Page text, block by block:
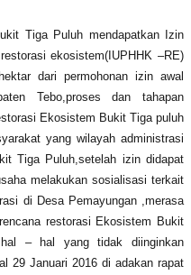
Tiga Puluh mendapatkan Izin
ekosistem(IUPHHK –RE)
dari permohonan izin awal
Tebo,proses dan tahapan
Ekosistem Bukit Tiga puluh
yang wilayah administrasi
Tiga Puluh,setelah izin didapat
melakukan sosialisasi terkait
di Desa Pemayungan ,merasa
restorasi Ekosistem Bukit
– hal yang tidak diinginkan
29 Januari 2016 di adakan rapat